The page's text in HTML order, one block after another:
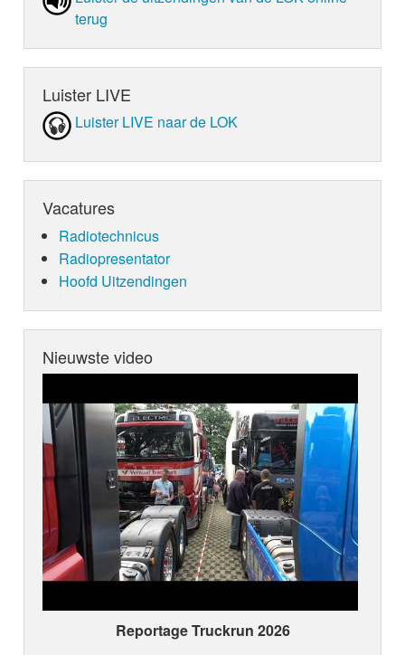
terug
Luister LIVE
Luister LIVE naar de LOK
Vacatures
Radiotechnicus
Radiopresentator
Hoofd Uitzendingen
Nieuwste video
Reportage Truckrun 2026